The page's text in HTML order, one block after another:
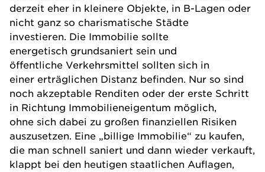
derzeit eher in kleinere Objekte, in B-Lagen oder
nicht ganz so charismatische Städte
investieren. Die Immobilie sollte
energetisch grundsaniert sein und
öffentliche Verkehrsmittel sollten sich in
einer erträglichen Distanz befinden. Nur so sind
noch akzeptable Renditen oder der erste Schritt
in Richtung Immobilieneigentum möglich,
ohne sich dabei zu großen finanziellen Risiken
auszusetzen. Eine „billige Immobilie“ zu kaufen,
die man schnell saniert und dann wieder verkauft,
klappt bei den heutigen staatlichen Auflagen,